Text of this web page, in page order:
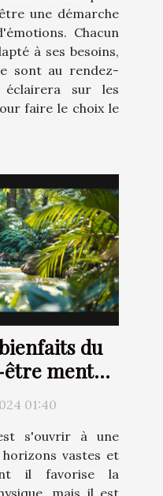
une démarche
Chacun
à ses besoins,
sont au rendez-
sur les
faire le choix le
du
mental
01:40
s'ouvrir à une
vastes et
il favorise la